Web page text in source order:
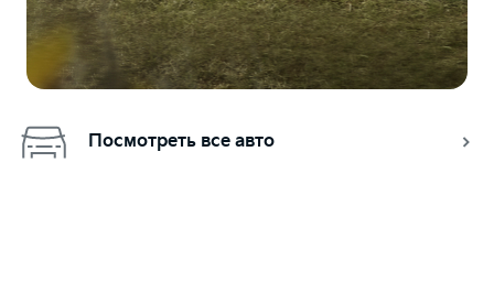
Посмотреть все авто